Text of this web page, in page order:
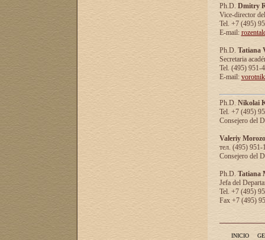
Ph.D. Dmitry
Vice-director
Tel. +7 (495)
E-mail:
Ph.D. Tatiana
Secretaria
Tel. (495) 951-
E-mail:
Ph.D. Nikolai
Tel. +7 (495)
Consejero del
Valeriy
тел. (495) 951-
Consejero del
Ph.D. Tatiana
Jefa del
Tel. +7 (495)
Fax +7 (495)
INICIO